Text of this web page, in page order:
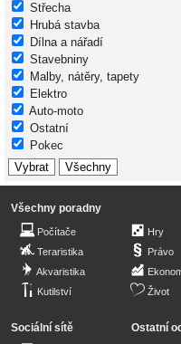
Střecha
Hrubá stavba
Dílna a nářadí
Stavebniny
Malby, nátěry, tapety
Elektro
Auto-moto
Ostatní
Pokec
Všechny poradny
Počítače
Teraristika
Akvaristika
Kutilství
Hry
Právo
Život
Sociální sítě Ostatní